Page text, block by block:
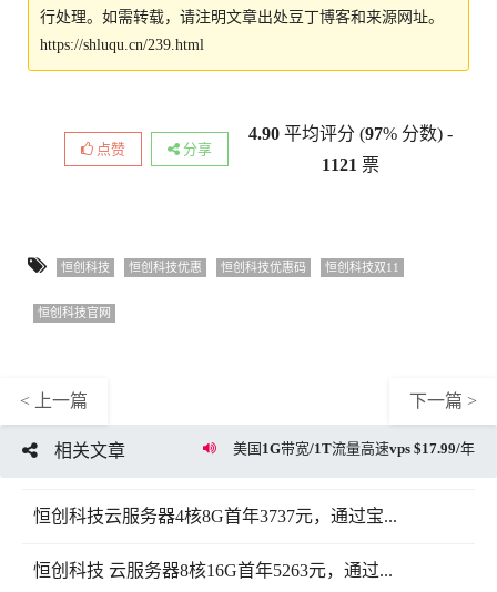
行处理。如需转载，请注明文章出处豆丁博客和来源网址。
https://shluqu.cn/239.html
点赞 分享
4.90 平均评分 (97% 分数) -
1121 票
恒创科技 恒创科技优惠 恒创科技优惠码 恒创科技双11
恒创科技官网
< 上一篇 下一篇 >
相关文章 美国1G带宽/1T流量高速vps $17.99/年
恒创科技云服务器4核8G首年3737元，通过宝...
恒创科技 云服务器8核16G首年5263元，通过...